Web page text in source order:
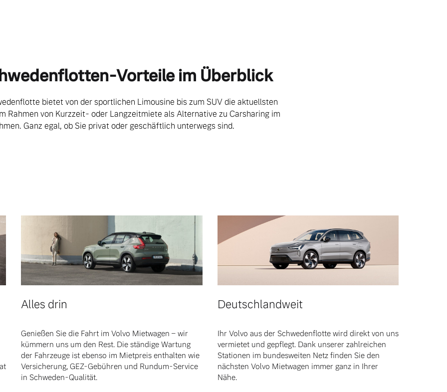
Vorteile im Überblick
bietet von der sportlichen Limousine bis zum SUV die aktuellsten
Rahmen von Kurzzeit- oder Langzeitmiete als Alternative zu Carsharing im
Ganz egal, ob Sie privat oder geschäftlich unterwegs sind.
Alles drin
Genießen Sie die Fahrt im Volvo Mietwagen – wir
kümmern uns um den Rest. Die ständige Wartung
der Fahrzeuge ist ebenso im Mietpreis enthalten wie
Versicherung, GEZ-Gebühren und Rundum-Service
in Schweden-Qualität.
Deutschlandweit
Ihr Volvo aus der Schwedenflotte wird direkt von uns
vermietet und gepflegt. Dank unserer zahlreichen
Stationen im bundesweiten Netz finden Sie den
nächsten Volvo Mietwagen immer ganz in Ihrer
Nähe.